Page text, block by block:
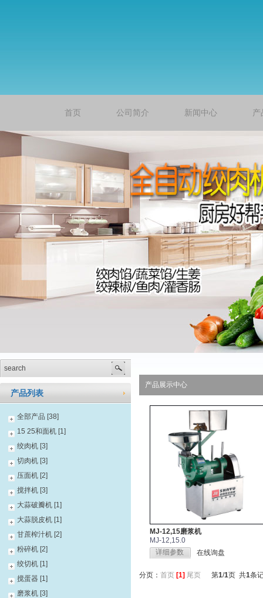
首页 公司简介 新闻中心 产
产品列表
全部产品 [38]
15 25和面机 [1]
绞肉机 [3]
切肉机 [3]
压面机 [2]
搅拌机 [3]
大蒜破瓣机 [1]
大蒜脱皮机 [1]
甘蔗榨汁机 [2]
粉碎机 [2]
绞切机 [1]
搅蛋器 [1]
磨浆机 [3]
产品展示中心
MJ-12,15磨浆机
MJ-12,15.0
详细参数
在线询盘
分页： 首页 [1] 尾页 第1/1页 共1条